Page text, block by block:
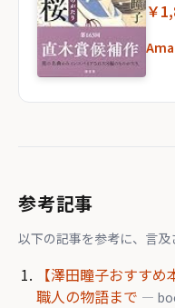
￥
参考記事
以下の記事を参考に、言及
【澤田瞳子おすす
職人の物語まで —